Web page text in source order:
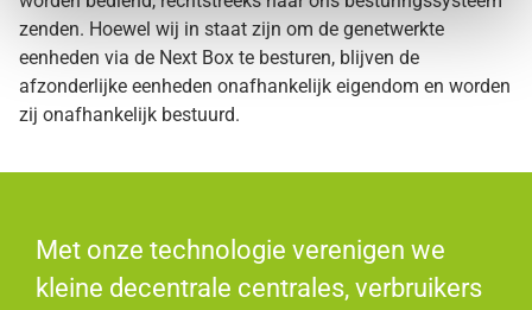
zenden. Hoewel wij in staat zijn om de genetwerkte
eenheden via de Next Box te besturen, blijven de
afzonderlijke eenheden onafhankelijk eigendom en worden
zij onafhankelijk bestuurd.
Met onze technologie verenigen we
kleine decentrale centrales, verbruikers